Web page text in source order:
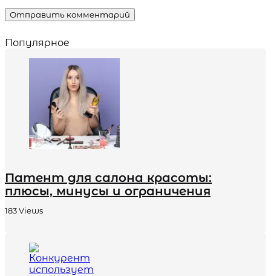
Популярное
Патент для салона красоты:
плюсы, минусы и ограничения
183Views